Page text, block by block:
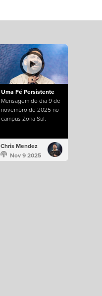
Uma Fé Persistente
Mensagem do dia 9 de
novembro de 2025 no
campus Zona Sul.
Chris Mendez
Nov 9 2025